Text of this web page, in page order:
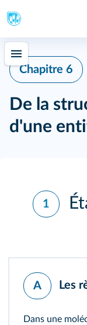
Chapitre 6
De la
d'une
1
A Les
Dans une